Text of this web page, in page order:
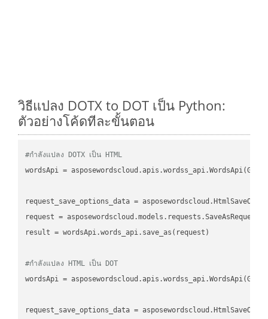
วิธีแปลง DOTX to DOT เป็น Python:
ตัวอย่างโค้ดทีละขั้นตอน
#กำลังแปลง DOTX เป็น HTML
wordsApi =
request_save_options_data =
request
result = wordsApi.words_api.save_as(request)
#กำลังแปลง HTML เป็น DOT
wordsApi =
request_save_options_data =